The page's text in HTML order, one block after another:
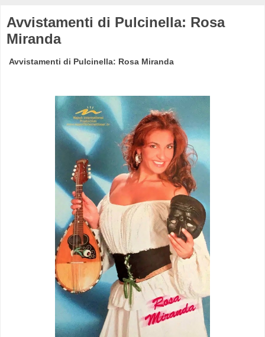
Avvistamenti di Pulcinella: Rosa
Miranda
Avvistamenti di Pulcinella: Rosa Miranda